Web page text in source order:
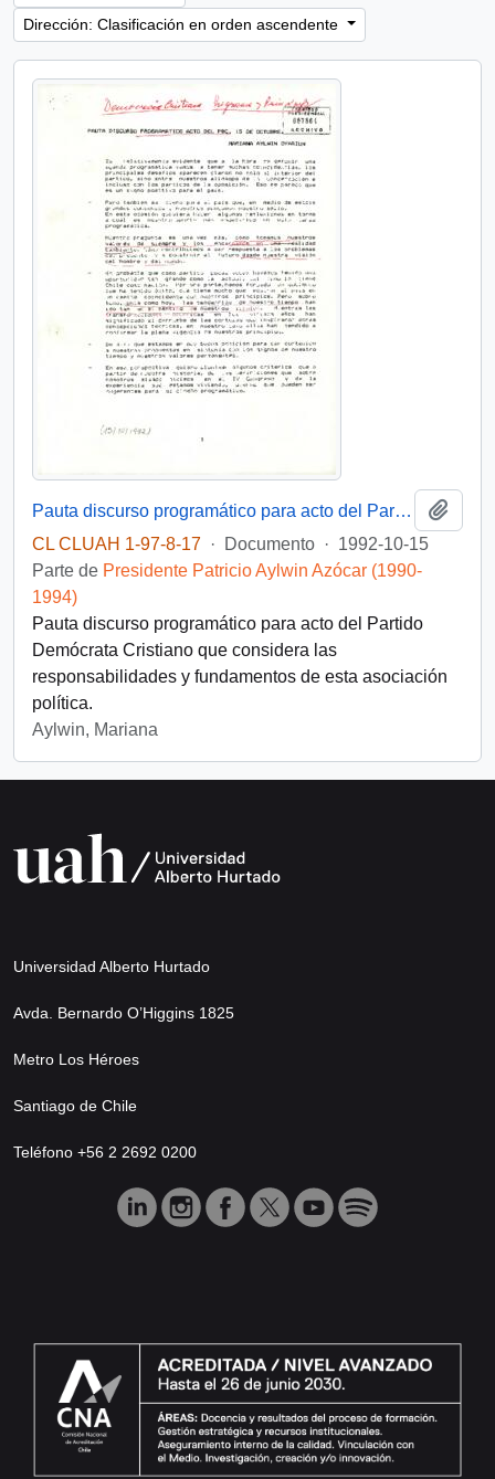
Dirección: Clasificación en orden ascendente
Pauta discurso programático para acto del Partido Demócrata Cristiano
CL CLUAH 1-97-8-17 · Documento · 1992-10-15
Parte de Presidente Patricio Aylwin Azócar (1990-
1994)
Pauta discurso programático para acto del Partido
Demócrata Cristiano que considera las
responsabilidades y fundamentos de esta asociación
política.
Aylwin, Mariana
Universidad Alberto Hurtado
Avda. Bernardo O’Higgins 1825
Metro Los Héroes
Santiago de Chile
Teléfono +56 2 2692 0200